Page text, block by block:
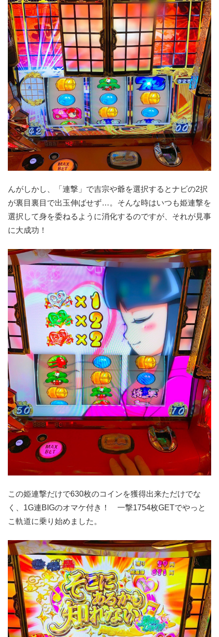
んがしかし、「連撃」で吉宗や爺を選択するとナビの2択
が裏目裏目で出玉伸ばせず…。そんな時はいつも姫連撃を
選択して身を委ねるように消化するのですが、それが見事
に大成功！
この姫連撃だけで630枚のコインを獲得出来ただけでな
く、1G連BIGのオマケ付き！ 一撃1754枚GETでやっと
こ軌道に乗り始めました。